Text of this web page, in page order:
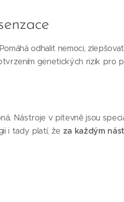
odhalit nemoci,
genetických rizik pro
Nástroje v pitevně jsou
i tady platí, že za každým